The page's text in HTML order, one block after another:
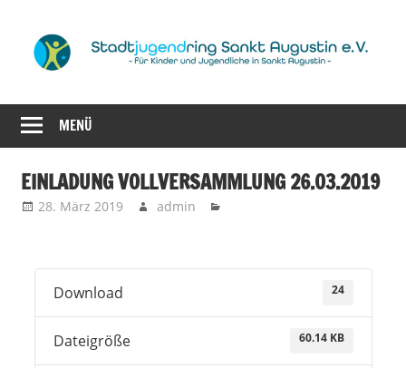
springen
Sankt
Augustin
Kinder
und
in
Sankt
MENÜ
EINLADUNG VOLLVERSAMMLUNG 26.03.2019
28. März 2019 admin
Download 24
Dateigröße 60.14 KB